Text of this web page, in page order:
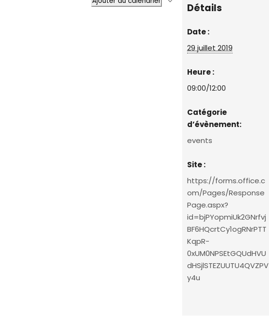
Détails
Date :
29 juillet 2019
Heure :
09:00/12:00
Catégorie
d’évènement:
events
Site :
https://forms.office.c
om/Pages/Response
Page.aspx?
id=bjPYopmiUk2GNrfvj
BF6HQcrtCy1ogRNrPTT
KqpR-
0xUM0NPSEtGQUdHVU
dHSjlSTEZUUTU4QVZPV
y4u